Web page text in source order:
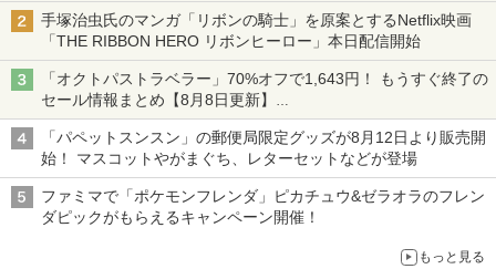
手塚治虫氏のマンガ「リボンの騎士」を原案とするNetflix映画
「THE RIBBON HERO リボンヒーロー」本日配信開始
「オクトパストラベラー」70%オフで1,643円！ もうすぐ終了の
セール情報まとめ【8月8日更新】
ニンテンドーeショップでは「大神 絶景版」が67%オフで990円
「パペットスンスン」の郵便局限定グッズが8月12日より販売開
始！ マスコットやがまぐち、レターセットなどが登場
ファミマで「ポケモンフレンダ」ピカチュウ&ゼラオラのフレン
ダピックがもらえるキャンペーン開催！
もっと見る